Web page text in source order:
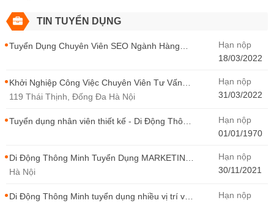
TIN TUYỂN DỤNG
Tuyển Dụng Chuyên Viên SEO Ngành Hàng
Hạn nộp
18/03/2022
Khởi Nghiệp Công Việc Chuyên Viên Tư Vấn
Bán Hàng Di Động Thông Minh
119 Thái Thịnh, Đống Đa Hà Nội
Hạn nộp
31/03/2022
Tuyển dụng nhân viên thiết kế - Di Động Thông
Hạn nộp
01/01/1970
Di Động Thông Minh Tuyển Dụng MARKETING
- CONTENT WIRITER
Hà Nội
Hạn nộp
30/11/2021
Di Động Thông Minh tuyển dụng nhiều vị trí với
Hạn nộp